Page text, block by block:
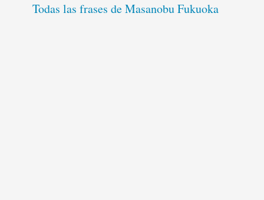
Todas las frases de Masanobu Fukuoka